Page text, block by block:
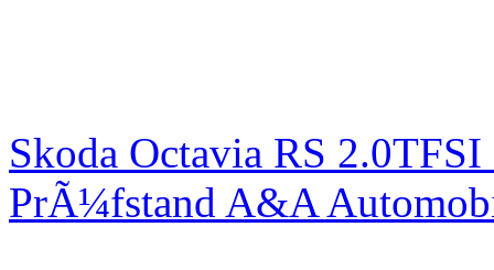
Skoda Octavia RS
PrÃ¼fstand A&A